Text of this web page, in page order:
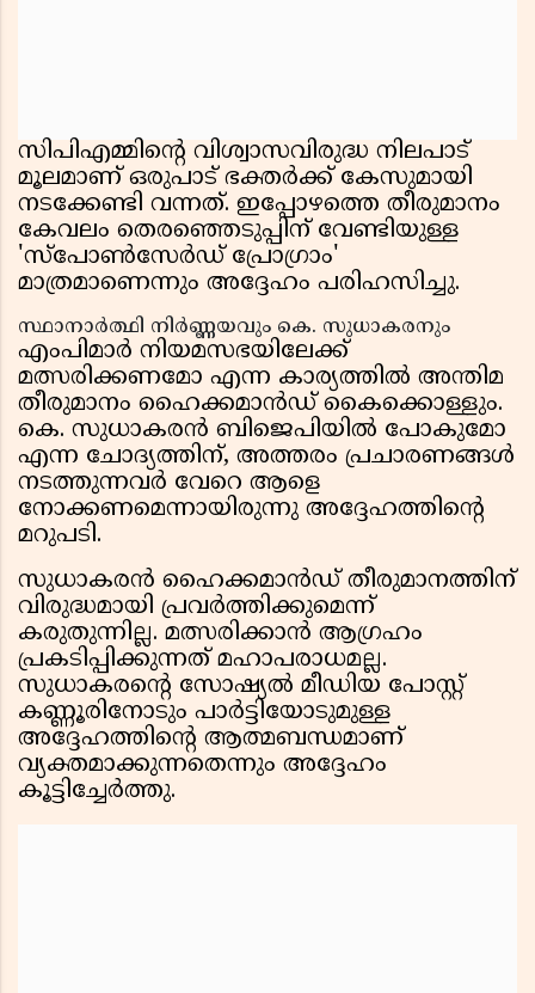
സിപിഎമ്മിന്റെ വിശ്വാസവിരുദ്ധ നിലപാട്
മൂലമാണ് ഒരുപാട് ഭക്തർക്ക് കേസുമായി
നടക്കേണ്ടി വന്നത്. ഇപ്പോഴത്തെ തീരുമാനം
കേവലം തെരഞ്ഞെടുപ്പിന് വേണ്ടിയുള്ള
'സ്‌പോൺസേർഡ് പ്രോഗ്രാം'
മാത്രമാണെന്നും അദ്ദേഹം പരിഹസിച്ചു.
സ്ഥാനാർത്ഥി നിർണ്ണയവും കെ. സുധാകരനും
എംപിമാർ നിയമസഭയിലേക്ക്
മത്സരിക്കണമോ എന്ന കാര്യത്തിൽ അന്തിമ
തീരുമാനം ഹൈക്കമാൻഡ് കൈക്കൊള്ളും.
കെ. സുധാകരൻ ബിജെപിയിൽ പോകുമോ
എന്ന ചോദ്യത്തിന്, അത്തരം പ്രചാരണങ്ങൾ
നടത്തുന്നവർ വേറെ ആളെ
നോക്കണമെന്നായിരുന്നു അദ്ദേഹത്തിന്റെ
മറുപടി.
സുധാകരൻ ഹൈക്കമാൻഡ് തീരുമാനത്തിന്
വിരുദ്ധമായി പ്രവർത്തിക്കുമെന്ന്
കരുതുന്നില്ല. മത്സരിക്കാൻ ആഗ്രഹം
പ്രകടിപ്പിക്കുന്നത് മഹാപരാധമല്ല.
സുധാകരന്റെ സോഷ്യൽ മീഡിയ പോസ്റ്റ്
കണ്ണൂരിനോടും പാർട്ടിയോടുമുള്ള
അദ്ദേഹത്തിന്റെ ആത്മബന്ധമാണ്
വ്യക്തമാക്കുന്നതെന്നും അദ്ദേഹം
കൂട്ടിച്ചേർത്തു.